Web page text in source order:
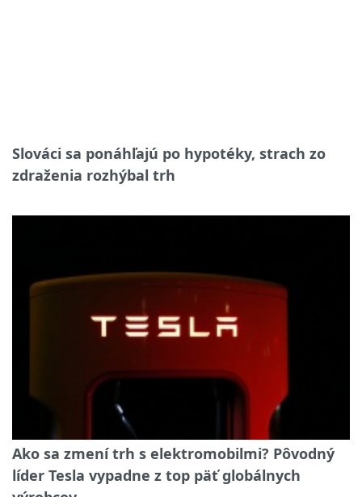
Slováci sa ponáhľajú po hypotéky, strach zo
zdraženia rozhýbal trh
Ako sa zmení trh s elektromobilmi? Pôvodný
líder Tesla vypadne z top päť globálnych